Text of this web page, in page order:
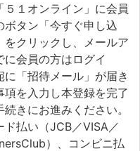
１オンライン」に会員
タン「今すぐ申し込
クリックし、メールア
に会員の方はログイ
「招待メール」が届き
を入力し本登録を完了
きにお進みください。
払い（JCB／VISA／
）、コンビニ払